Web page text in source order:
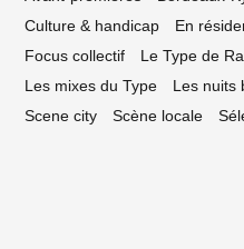
Culture & handicap
En
Focus collectif
Le Type de
Les mixes du Type
Les nuits
Scene city
Scène locale